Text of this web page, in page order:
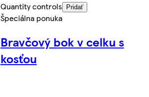
Quantity controls
Pridať
Špeciálna ponuka
Bravčový bok v celku s
kosťou